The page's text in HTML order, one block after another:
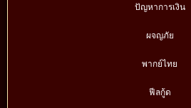
ปัญหาการเงิน
ผจญภัย
พากย์ไทย
ฟีลกู้ด